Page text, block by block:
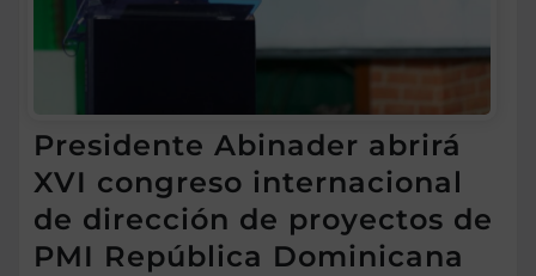
Presidente Abinader abrirá
XVI congreso internacional
de dirección de proyectos de
PMI República Dominicana